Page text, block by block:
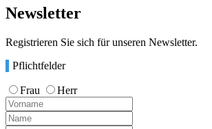
Newsletter
Registrieren Sie sich für unseren Newsletter.
Pflichtfelder
Frau Herr